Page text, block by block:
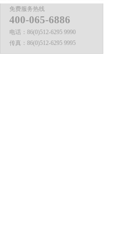
免费服务热线
400-065-6886
电话： 86(0)512-6295 9990
传真： 86(0)512-6295 9995